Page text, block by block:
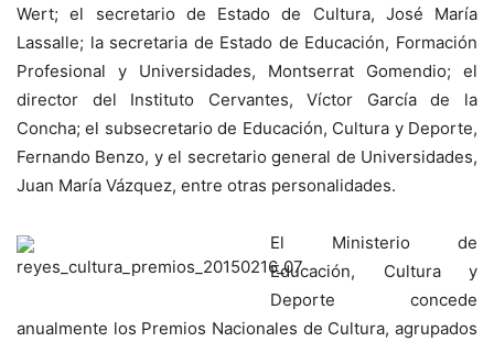
Wert; el secretario de Estado de Cultura, José María
Lassalle; la secretaria de Estado de Educación, Formación
Profesional y Universidades, Montserrat Gomendio; el
director del Instituto Cervantes, Víctor García de la
Concha; el subsecretario de Educación, Cultura y Deporte,
Fernando Benzo, y el secretario general de Universidades,
Juan María Vázquez, entre otras personalidades.
El Ministerio de
Educación, Cultura y
Deporte concede
anualmente los Premios Nacionales de Cultura, agrupados